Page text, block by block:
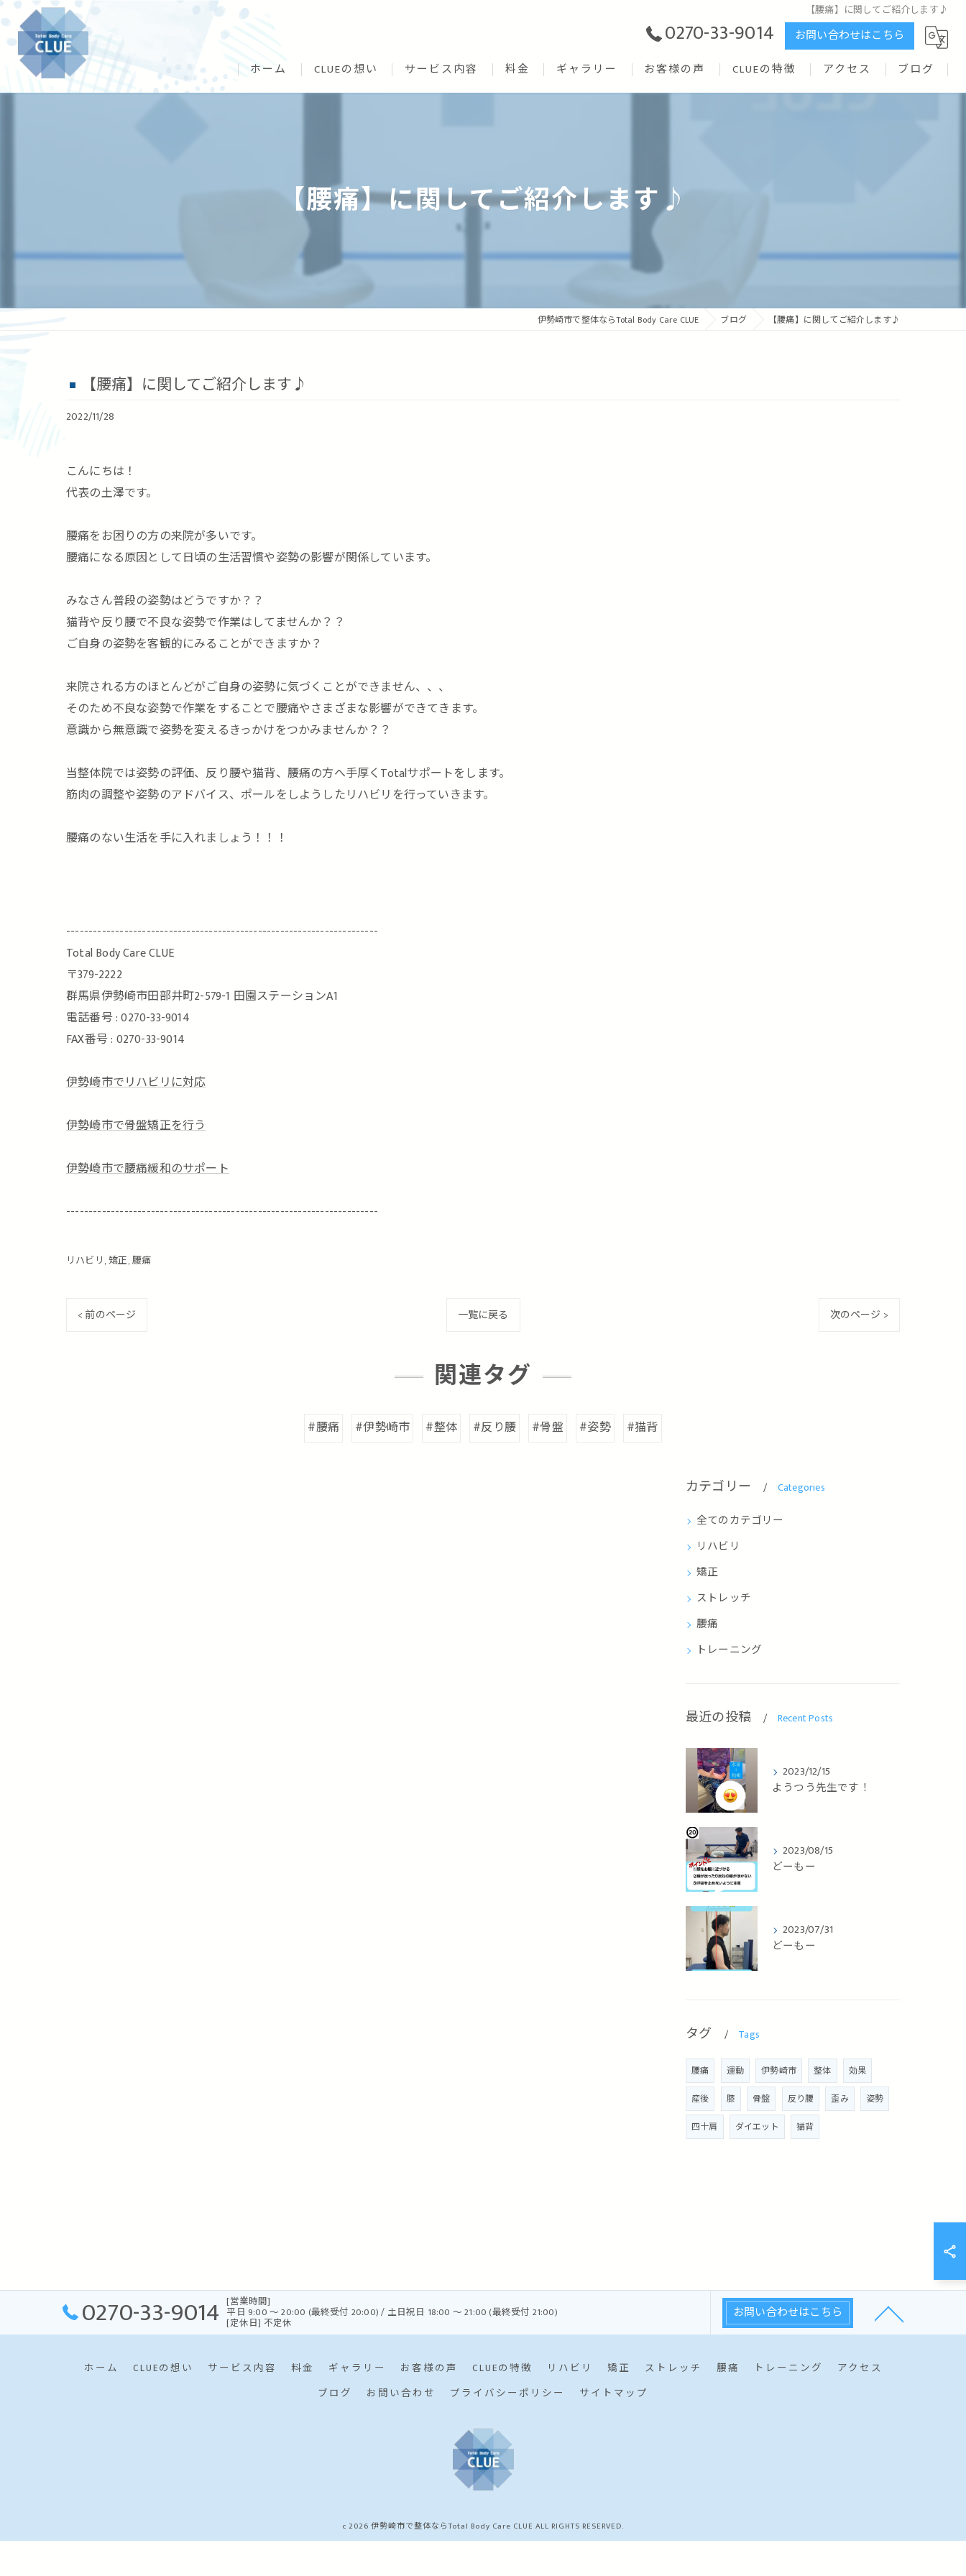
【腰痛】に関してご紹介します♪
0270-33-9014
お問い合わせはこちら
ホーム
CLUEの想い サービス内容 料金 ギャラリー お客様の声 CLUEの特徴
トレーニング
アクセス ブログ
【腰痛】に関してご紹介します♪
伊勢崎市で整体ならTotal Body Care CLUE ブログ 【腰痛】に関してご紹介します♪
【腰痛】に関してご紹介します♪
2022/11/28
こんにちは！
代表の土澤です。
腰痛をお困りの方の来院が多いです。
腰痛になる原因として日頃の生活習慣や姿勢の影響が関係しています。
みなさん普段の姿勢はどうですか？？
猫背や反り腰で不良な姿勢で作業はしてませんか？？
ご自身の姿勢を客観的にみることができますか？
来院される方のほとんどがご自身の姿勢に気づくことができません、、、
そのため不良な姿勢で作業をすることで腰痛やさまざまな影響ができてきます。
意識から無意識で姿勢を変えるきっかけをつかみませんか？？
当整体院では姿勢の評価、反り腰や猫背、腰痛の方へ手厚くTotalサポートをします。
筋肉の調整や姿勢のアドバイス、ポールをしようしたリハビリを行っていきます。
腰痛のない生活を手に入れましょう！！！
----------------------------------------------------------------------
Total Body Care CLUE
〒379-2222
群馬県伊勢崎市田部井町2-579-1 田園ステーションA1
電話番号 : 0270-33-9014
FAX番号 : 0270-33-9014
伊勢崎市でリハビリに対応
伊勢崎市で骨盤矯正を行う
伊勢崎市で腰痛緩和のサポート
----------------------------------------------------------------------
リハビリ 矯正 腰痛
< 前のページ 一覧に戻る 次のページ >
関連タグ
#腰痛 #伊勢崎市 #整体 #反り腰 #骨盤 #姿勢 #猫背
カテゴリー Categories
全てのカテゴリー
リハビリ
矯正
ストレッチ
腰痛
トレーニング
最近の投稿 Recent Posts
2023/12/15
ようつう先生です！
2023/08/15
どーもー
2023/07/31
どーもー
タグ Tags
腰痛 運動 伊勢崎市 整体
効果
産後
膝 骨盤 反り腰 歪み
姿勢
四十肩
ダイエット 猫背
0270-33-9014 [営業時間]
平日 9:00 〜 20:00 (最終受付 20:00) / 土日祝日 18:00 〜 21:00 (最終受付 21:00)
[定休日] 不定休
お問い合わせはこちら
ホーム CLUEの想い サービス内容 料金 ギャラリー お客様の声 CLUEの特徴 リハビリ 矯正 ストレッチ 腰痛 トレーニング
アクセス
ブログ
お問い合わせ プライバシーポリシー サイトマップ
c 2026 伊勢崎市で整体ならTotal Body Care CLUE ALL RIGHTS RESERVED.